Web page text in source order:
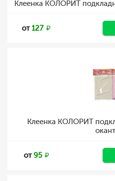
Клеенка КОЛОРИТ
от127
Клеенка КОЛОРИТ
от95